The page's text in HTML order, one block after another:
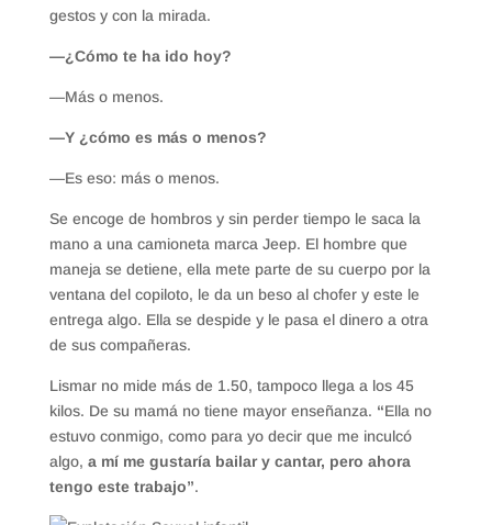
gestos y con la mirada.
—¿Cómo te ha ido hoy?
—Más o menos.
—Y ¿cómo es más o menos?
—Es eso: más o menos.
Se encoge de hombros y sin perder tiempo le saca la
mano a una camioneta marca Jeep. El hombre que
maneja se detiene, ella mete parte de su cuerpo por la
ventana del copiloto, le da un beso al chofer y este le
entrega algo. Ella se despide y le pasa el dinero a otra
de sus compañeras.
Lismar no mide más de 1.50, tampoco llega a los 45
kilos. De su mamá no tiene mayor enseñanza. “Ella no
estuvo conmigo, como para yo decir que me inculcó
algo, a mí me gustaría bailar y cantar, pero ahora
tengo este trabajo”.